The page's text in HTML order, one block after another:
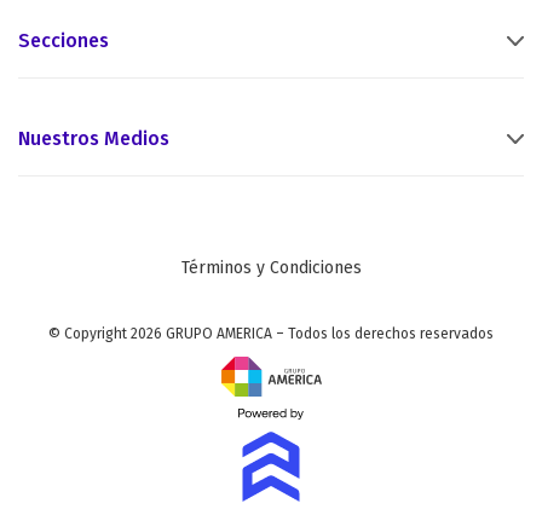
Secciones
Nuestros Medios
Términos y Condiciones
© Copyright 2026 GRUPO AMERICA – Todos los derechos reservados